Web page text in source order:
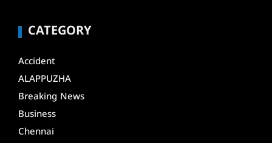
CATEGORY
Accident
ALAPPUZHA
Breaking News
Business
Chennai